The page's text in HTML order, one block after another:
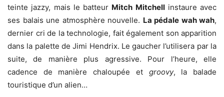
teinte jazzy, mais le batteur Mitch Mitchellinstaure avec
ses balais une atmosphère nouvelle. La pédale wah wah,
dernier cri de la technologie, fait également son apparition
dans la palette de Jimi Hendrix. Le gaucher l’utilisera par la
suite, de manière plus agressive. Pour l’heure, elle
cadence de manière chaloupée et groovy, la balade
touristique d’un alien…